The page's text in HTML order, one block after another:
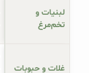
تخم‌مرغ
غلات و حبوبات